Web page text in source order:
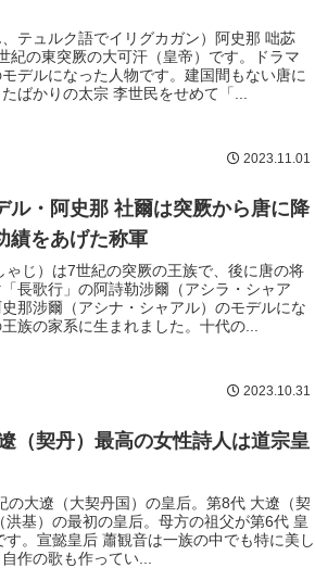
テュルク語でイリグカガン）阿史那 咄苾
紀の東突厥の大可汗（皇帝）です。ドラマ
モデルになった人物です。建国間もない唐に
ばかりの太宗 李世民をせめて「...
2023.11.01
ル・阿史那 社爾は突厥から唐に降
績をあげた称軍
ゃじ）は7世紀の突厥の王族で、後に唐の将
長歌行」の阿詩勒涉爾（アシラ・シャア
那涉爾（アシナ・シャアル）のモデルにな
族の家系に生まれました。十代の...
2023.10.31
（契丹）最高の女性詩人は道宗皇
の大遼（大契丹国）の皇后。第8代 大遼（契
基）の最初の皇后。母方の祖父が第6代 皇
。宣懿皇后 蕭観音は一族の中でも特に美し
作の歌も作ってい...